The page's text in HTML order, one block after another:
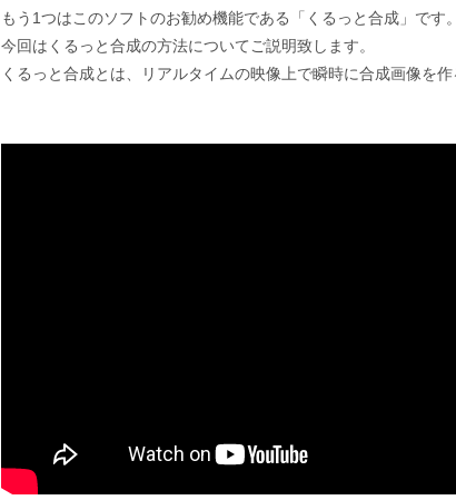
もう1つはこのソフトのお勧め機能である「くるっと合成」です。
今回はくるっと合成の方法についてご説明致します。
くるっと合成とは、リアルタイムの映像上で瞬時に合成画像を作